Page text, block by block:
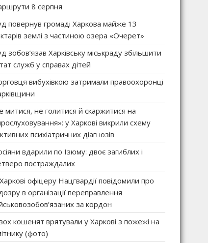
8 серпня
повернув громаді Харкова майже 13
землі з частиною озера «Очерет»
зобов’язав Харківську міськраду збільшити
служб у справах дітей
вибухівкою затримали правоохоронці
митися, не голитися й скаржитися на
у Харкові викрили схему
психіатричних діагнозів
вдарили по Ізюму: двоє загиблих і
постраждалих
офіцеру Нацгвардії повідомили про
в організації переправлення
за кордон
кошенят врятували у Харкові з пожежі на
(фото)